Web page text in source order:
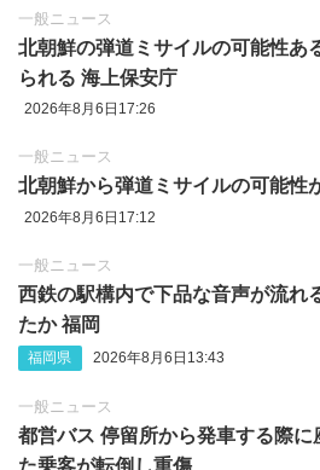
一般ニュース
北朝鮮の弾道ミサイルの可能性あ
られる 海上保安庁
2026年8月6日17:26
一般ニュース
北朝鮮から弾道ミサイルの可能性
2026年8月6日17:12
一般ニュース
西鉄の駅構内で下品な音声が流れ
たか 福岡
福岡県 2026年8月6日13:43
一般ニュース
都営バス 停留所から発車する際に